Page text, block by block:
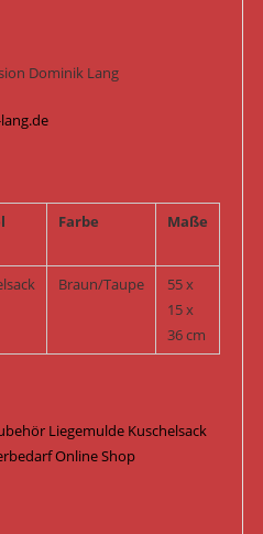
Dominik Lang
Farbe Maße
Braun/Taupe
55 x
15 x
36 cm
Liegemulde Kuschelsack
Online Shop